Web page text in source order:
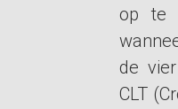
op te
de
CLT